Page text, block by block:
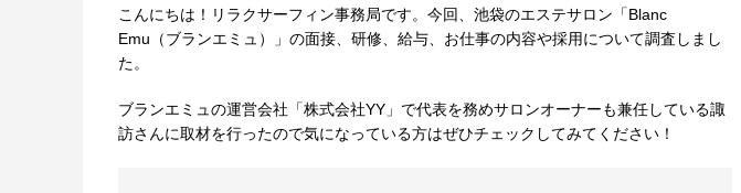
こんにちは！リラクサーフィン事務局です。今回、池袋のエステサロン「Blanc
Emu（ブランエミュ）」の面接、研修、給与、お仕事の内容や採用について調査しまし
た。
ブランエミュの運営会社「株式会社YY」で代表を務めサロンオーナーも兼任している諏
訪さんに取材を行ったので気になっている方はぜひチェックしてみてください！